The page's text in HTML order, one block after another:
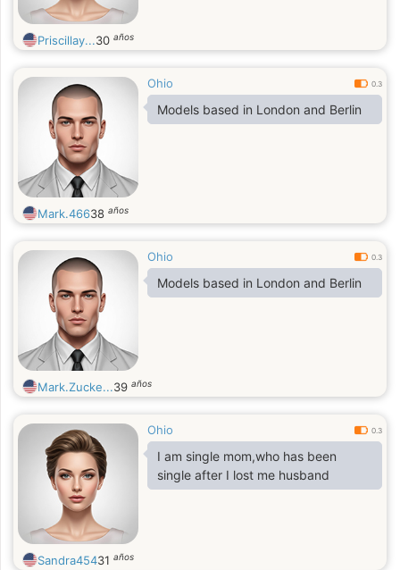
Priscillay...30 años
Ohio 0.3
Models based in London and Berlin
Mark.46638 años
Ohio 0.3
Models based in London and Berlin
Mark.Zucke...39 años
Ohio 0.3
I am single mom,who has been
single after I lost me husband
Sandra45431 años